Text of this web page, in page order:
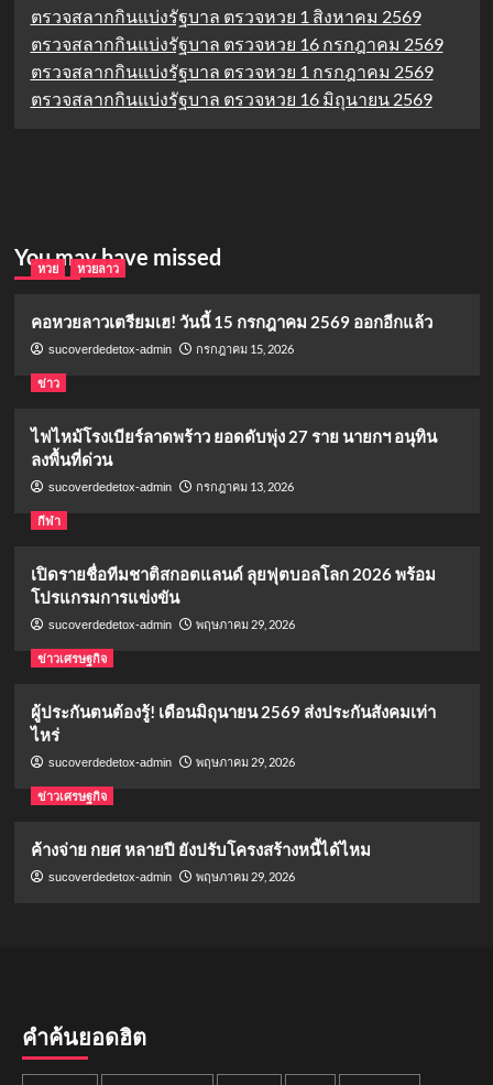
ตรวจสลากกินแบ่งรัฐบาล ตรวจหวย 1 สิงหาคม 2569
ตรวจสลากกินแบ่งรัฐบาล ตรวจหวย 16 กรกฎาคม 2569
ตรวจสลากกินแบ่งรัฐบาล ตรวจหวย 1 กรกฎาคม 2569
ตรวจสลากกินแบ่งรัฐบาล ตรวจหวย 16 มิถุนายน 2569
You may have missed
หวย หวยลาว
คอหวยลาวเตรียมเฮ! วันนี้ 15 กรกฎาคม 2569 ออกอีกแล้ว
sucoverdedetox-admin กรกฎาคม 15, 2026
ข่าว
ไฟไหม้โรงเบียร์ลาดพร้าว ยอดดับพุ่ง 27 ราย นายกฯ อนุทิน
ลงพื้นที่ด่วน
sucoverdedetox-admin กรกฎาคม 13, 2026
กีฬา
เปิดรายชื่อทีมชาติสกอตแลนด์ ลุยฟุตบอลโลก 2026 พร้อม
โปรแกรมการแข่งขัน
sucoverdedetox-admin พฤษภาคม 29, 2026
ข่าวเศรษฐกิจ
ผู้ประกันตนต้องรู้! เดือนมิถุนายน 2569 ส่งประกันสังคมเท่า
ไหร่
sucoverdedetox-admin พฤษภาคม 29, 2026
ข่าวเศรษฐกิจ
ค้างจ่าย กยศ หลายปี ยังปรับโครงสร้างหนี้ได้ไหม
sucoverdedetox-admin พฤษภาคม 29, 2026
คำค้นยอดฮิต